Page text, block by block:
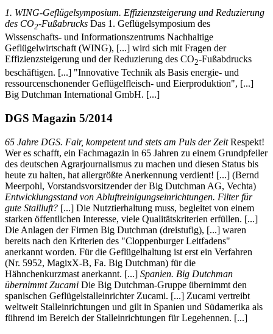
1. WING-Geflügelsymposium. Effizienzsteigerung und Reduzierung
des CO2-Fußabrucks Das 1. Geflügelsymposium des
Wissenschafts- und Informationszentrums Nachhaltige
Geflügelwirtschaft (WING), [...] wird sich mit Fragen der
Effizienzsteigerung und der Reduzierung des CO2-Fußabdrucks
beschäftigen. [...] "Innovative Technik als Basis energie- und
ressourcenschonender Geflügelfleisch- und Eierproduktion", [...]
Big Dutchman International GmbH. [...]
DGS Magazin 5/2014
65 Jahre DGS. Fair, kompetent und stets am Puls der ZeitRespekt!
Wer es schafft, ein Fachmagazin in 65 Jahren zu einem Grundpfeiler
des deutschen Agrarjournalismus zu machen und diesen Status bis
heute zu halten, hat allergrößte Anerkennung verdient! [...] (Bernd
Meerpohl, Vorstandsvorsitzender der Big Dutchman AG, Vechta)
Entwicklungsstand von Abluftreinigungseinrichtungen. Filter für
gute Stallluft? [...] Die Nutztierhaltung muss, begleitet von einem
starken öffentlichen Interesse, viele Qualitätskriterien erfüllen. [...]
Die Anlagen der Firmen Big Dutchman (dreistufig), [...] waren
bereits nach den Kriterien des "Cloppenburger Leitfadens"
anerkannt worden. Für die Geflügelhaltung ist erst ein Verfahren
(Nr. 5952, MagixX-B, Fa. Big Dutchman) für die
Hähnchenkurzmast anerkannt. [...] Spanien. Big Dutchman
übernimmt Zucami Die Big Dutchman-Gruppe übernimmt den
spanischen Geflügelstalleinrichter Zucami. [...] Zucami vertreibt
weltweit Stalleinrichtungen und gilt in Spanien und Südamerika als
führend im Bereich der Stalleinrichtungen für Legehennen. [...]